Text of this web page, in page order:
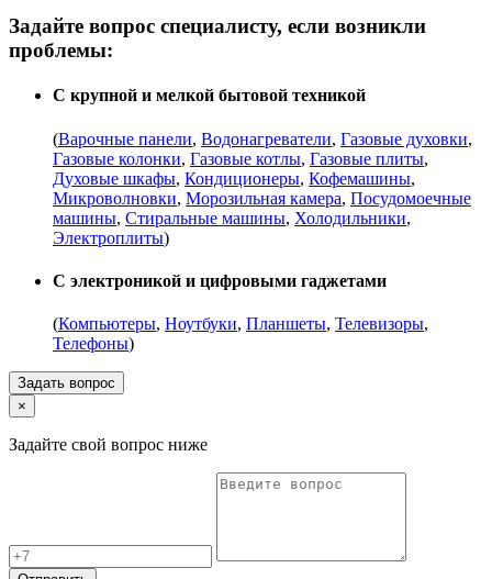
Задайте вопрос специалисту, если возникли
проблемы:
С крупной и мелкой бытовой техникой
(Варочные панели, Водонагреватели, Газовые духовки,
Газовые колонки, Газовые котлы, Газовые плиты,
Духовые шкафы, Кондиционеры, Кофемашины,
Микроволновки, Морозильная камера, Посудомоечные
машины, Стиральные машины, Холодильники,
Электроплиты)
С электроникой и цифровыми гаджетами
(Компьютеры, Ноутбуки, Планшеты, Телевизоры,
Телефоны)
Задать вопрос
×
Задайте свой вопрос ниже